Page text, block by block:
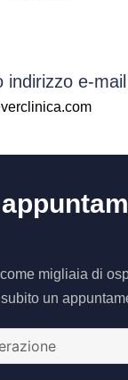
indirizzo e-mail
migliaia di
un